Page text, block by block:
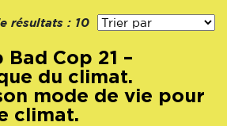
résultats : 10
du climat.
mode de vie pour
climat.